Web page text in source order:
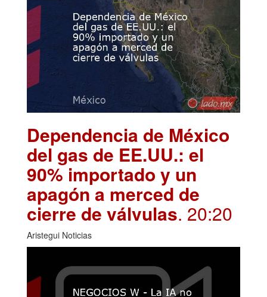
Dependencia de México
del gas de EE.UU.: el
90% importado y un
apagón a merced de
cierre de válvulas. 20:20
Aristegui Noticias